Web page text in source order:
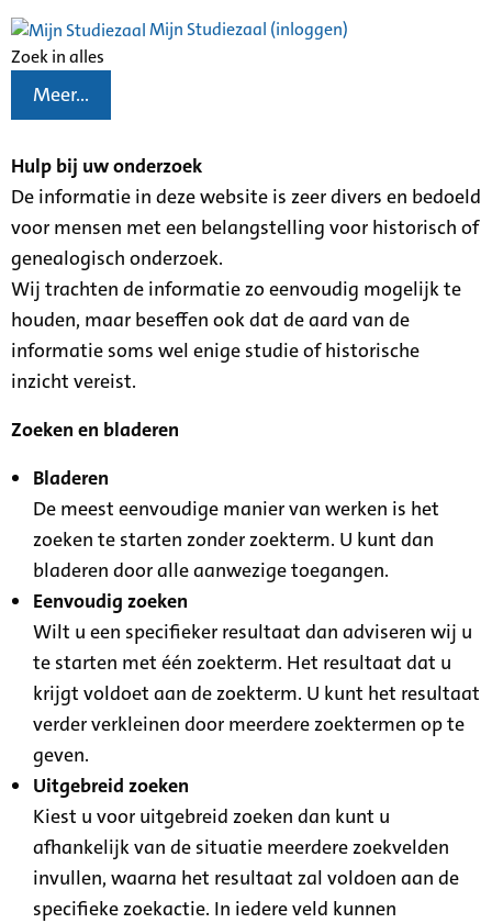
Mijn Studiezaal (inloggen)
Zoek in alles
Meer...
Hulp bij uw onderzoek
De informatie in deze website is zeer divers en bedoeld
voor mensen met een belangstelling voor historisch of
genealogisch onderzoek.
Wij trachten de informatie zo eenvoudig mogelijk te
houden, maar beseffen ook dat de aard van de
informatie soms wel enige studie of historische
inzicht vereist.
Zoeken en bladeren
Bladeren
De meest eenvoudige manier van werken is het
zoeken te starten zonder zoekterm. U kunt dan
bladeren door alle aanwezige toegangen.
Eenvoudig zoeken
Wilt u een specifieker resultaat dan adviseren wij u
te starten met één zoekterm. Het resultaat dat u
krijgt voldoet aan de zoekterm. U kunt het resultaat
verder verkleinen door meerdere zoektermen op te
geven.
Uitgebreid zoeken
Kiest u voor uitgebreid zoeken dan kunt u
afhankelijk van de situatie meerdere zoekvelden
invullen, waarna het resultaat zal voldoen aan de
specifieke zoekactie. In iedere veld kunnen